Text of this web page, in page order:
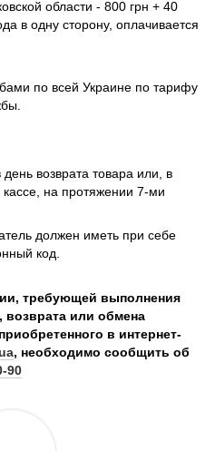
области - 800 грн + 40
в одну сторону, оплачивается
по всей Украине по тарифу
возврата товара или, в
кассе, на протяжении 7-ми
должен иметь при себе
код.
требующей выполнения
возврата или обмена
в интернет-
, необходимо сообщить об
90